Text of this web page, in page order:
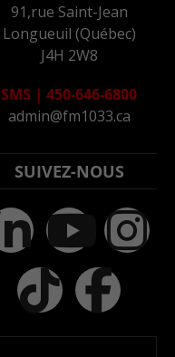
91,rue Saint-Jean
Longueuil (Québec)
J4H 2W8
SMS | 450-646-6800
admin@fm1033.ca
SUIVEZ-NOUS